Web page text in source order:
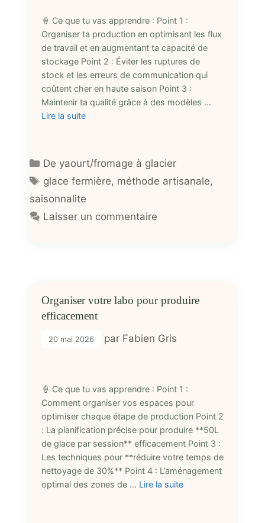
🍦 Ce que tu vas apprendre : Point 1 :
Organiser ta production en optimisant les flux
de travail et en augmentant ta capacité de
stockage Point 2 : Éviter les ruptures de
stock et les erreurs de communication qui
coûtent cher en haute saison Point 3 :
Maintenir ta qualité grâce à des modèles …
Lire la suite
Catégories
De yaourt/fromage à glacier
Étiquettes
glace fermière, méthode artisanale,
saisonnalite
Laisser un commentaire
Organiser votre labo pour produire
efficacement
20 mai 2026 par Fabien Gris
🍦 Ce que tu vas apprendre : Point 1 :
Comment organiser vos espaces pour
optimiser chaque étape de production Point 2
: La planification précise pour produire **50L
de glace par session** efficacement Point 3 :
Les techniques pour **réduire votre temps de
nettoyage de 30%** Point 4 : L’aménagement
optimal des zones de … Lire la suite